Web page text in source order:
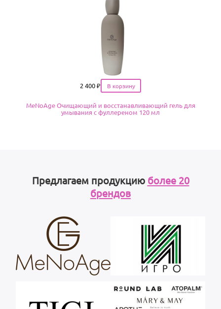
Цена
2 400 ₽
MeNoAge Очищающий и восстанавливающий гель для
умывания с фуллереном 120 мл
Предлагаем продукцию более 20
брендов